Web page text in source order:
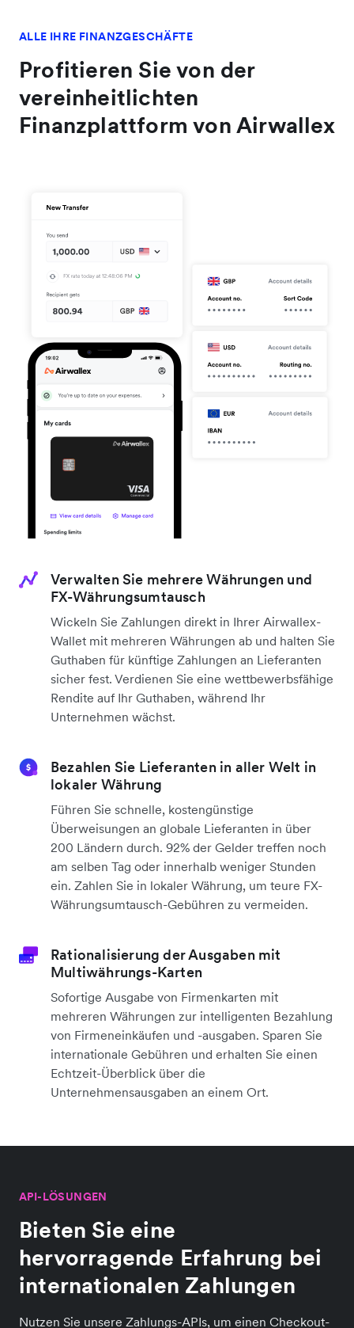
ALLE IHRE FINANZGESCHÄFTE
Profitieren Sie von der
vereinheitlichten
Finanzplattform von Airwallex
Verwalten Sie mehrere Währungen und
FX-Währungsumtausch
Wickeln Sie Zahlungen direkt in Ihrer Airwallex-
Wallet mit mehreren Währungen ab und halten Sie
Guthaben für künftige Zahlungen an Lieferanten
sicher fest. Verdienen Sie eine wettbewerbsfähige
Rendite auf Ihr Guthaben, während Ihr
Unternehmen wächst.
Bezahlen Sie Lieferanten in aller Welt in
lokaler Währung
Führen Sie schnelle, kostengünstige
Überweisungen an globale Lieferanten in über
200 Ländern durch. 92% der Gelder treffen noch
am selben Tag oder innerhalb weniger Stunden
ein. Zahlen Sie in lokaler Währung, um teure FX-
Währungsumtausch-Gebühren zu vermeiden.
Rationalisierung der Ausgaben mit
Multiwährungs-Karten
Sofortige Ausgabe von Firmenkarten mit
mehreren Währungen zur intelligenten Bezahlung
von Firmeneinkäufen und -ausgaben. Sparen Sie
internationale Gebühren und erhalten Sie einen
Echtzeit-Überblick über die
Unternehmensausgaben an einem Ort.
API-LÖSUNGEN
Bieten Sie eine
hervorragende Erfahrung bei
internationalen Zahlungen
Nutzen Sie unsere Zahlungs-APIs, um einen Checkout-